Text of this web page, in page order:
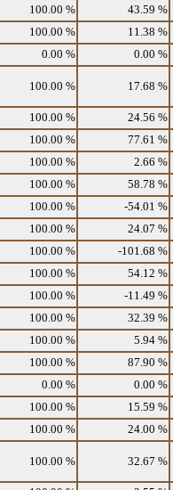
100.00 % 43.59 %
100.00 % 11.38 %
0.00 % 0.00 %
100.00 % 17.68 %
100.00 % 24.56 %
100.00 % 77.61 %
100.00 % 2.66 %
100.00 % 58.78 %
100.00 % -54.01 %
100.00 % 24.07 %
100.00 % -101.68 %
100.00 % 54.12 %
100.00 % -11.49 %
100.00 % 32.39 %
100.00 % 5.94 %
100.00 % 87.90 %
0.00 % 0.00 %
100.00 % 15.59 %
100.00 % 24.00 %
100.00 % 32.67 %